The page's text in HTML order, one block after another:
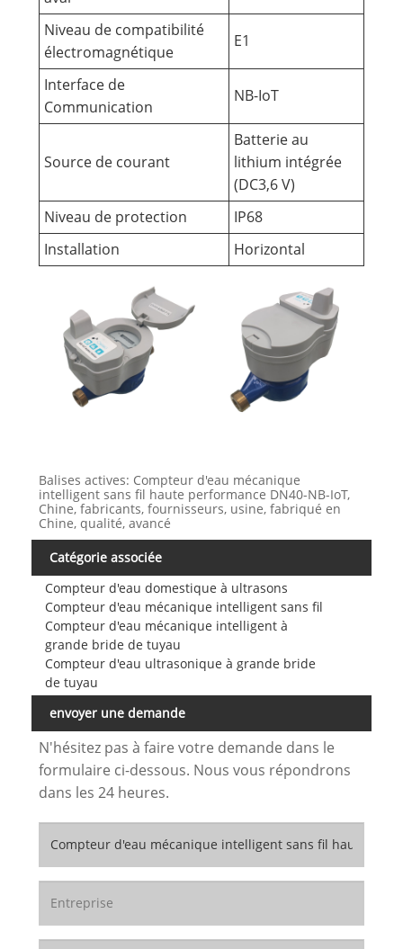
Niveau de compatibilité
électromagnétique
E1
Interface de
Communication
NB-IoT
Source de courant
Batterie au
lithium intégrée
(DC3,6 V)
Niveau de protection
IP68
Installation
Horizontal
Balises actives: Compteur d'eau mécanique
intelligent sans fil haute performance DN40-NB-IoT,
Chine, fabricants, fournisseurs, usine, fabriqué en
Chine, qualité, avancé
Catégorie associée
Compteur d'eau domestique à ultrasons
Compteur d'eau mécanique intelligent sans fil
Compteur d'eau mécanique intelligent à
grande bride de tuyau
Compteur d'eau ultrasonique à grande bride
de tuyau
envoyer une demande
N'hésitez pas à faire votre demande dans le
formulaire ci-dessous. Nous vous répondrons
dans les 24 heures.